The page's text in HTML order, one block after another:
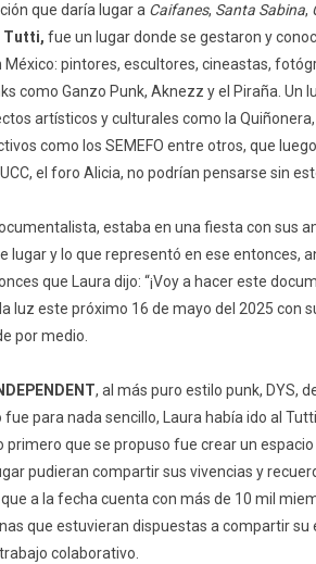
que daría lugar a Caifanes, Santa Sabina,
Tutti, fue un lugar donde se gestaron y
México: pintores, escultores, cineastas,
como Ganzo Punk, Aknezz y el Piraña. Un
artísticos y culturales como la Quiñonera,
como los SEMEFO entre otros, que
el foro Alicia, no podrían pensarse sin
estaba en una fiesta con sus
lugar y lo que representó en ese entonces,
que Laura dijo: “¡Voy a hacer este
luz este próximo 16 de mayo del 2025 con
por medio.
, al más puro estilo punk, DYS,
para nada sencillo, Laura había ido al
primero que se propuso fue crear un
pudieran compartir sus vivencias y
a la fecha cuenta con más de 10 mil
que estuvieran dispuestas a compartir su
colaborativo.